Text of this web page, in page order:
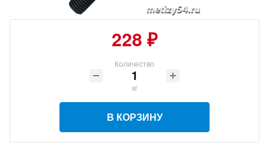
228 ₽
Количество
кг
В КОРЗИНУ